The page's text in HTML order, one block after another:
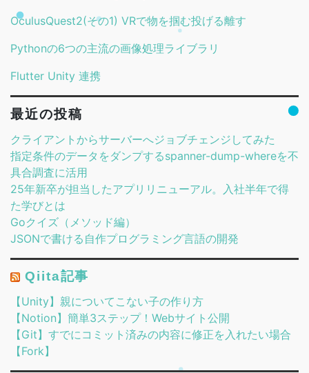
OculusQuest2(その1) VRで物を掴む投げる離す
Pythonの6つの主流の画像処理ライブラリ
Flutter Unity 連携
最近の投稿
クライアントからサーバーへジョブチェンジしてみた
指定条件のデータをダンプするspanner-dump-whereを不
具合調査に活用
25年新卒が担当したアプリリニューアル。入社半年で得
た学びとは
Goクイズ（メソッド編）
JSONで書ける自作プログラミング言語の開発
Qiita記事
【Unity】親についてこない子の作り方
【Notion】簡単3ステップ！Webサイト公開
【Git】すでにコミット済みの内容に修正を入れたい場合
【Fork】